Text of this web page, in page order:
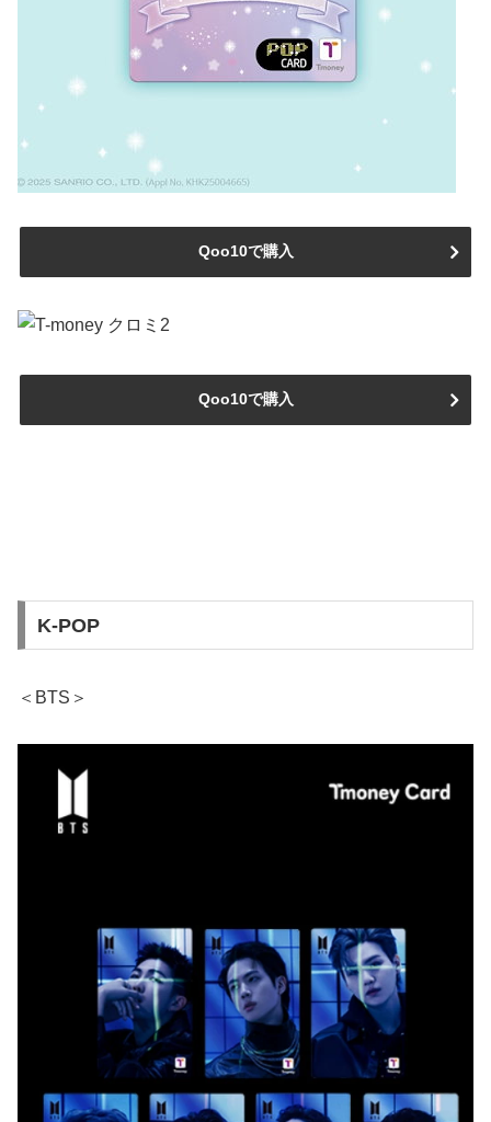
Qoo10で購入
Qoo10で購入
K-POP
＜BTS＞